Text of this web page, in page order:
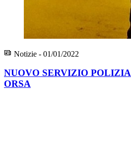
Notizie - 01/01/2022
NUOVO SERVIZIO
ORSA